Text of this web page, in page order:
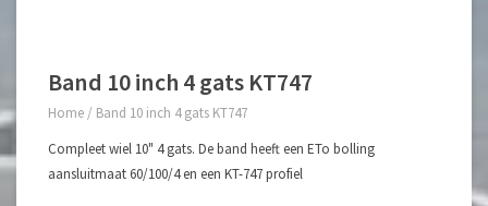
Band 10 inch 4 gats KT747
Home / Band 10 inch 4 gats KT747
Compleet wiel 10" 4 gats. De band heeft een ETo bolling
aansluitmaat 60/100/4 en een KT-747 profiel